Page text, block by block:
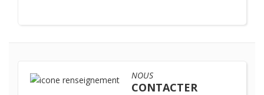
NOUS
CONTACTER